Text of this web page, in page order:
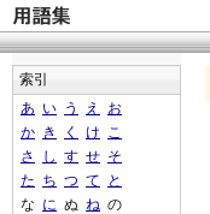
索引
あ い う え
お
か き く け こ
さ
し す せ そ
た ち つ て
と
な に ぬ ね の